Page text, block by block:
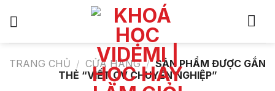
TRANG CHỦ / CỬA HÀNG / SẢN PHẨM ĐƯỢC GẮN
THẺ “VIẾT CV CHUYÊN NGHIỆP”